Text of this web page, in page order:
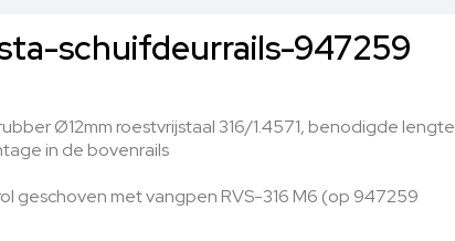
schuifdeurrails-947259
Ø12mm roestvrijstaal 316/1.4571, benodigde lengte
in de bovenrails
geschoven met vangpen RVS-316 M6 (op 947259